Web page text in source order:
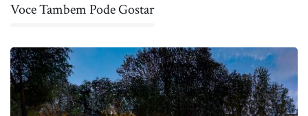
Voce Tambem Pode Gostar